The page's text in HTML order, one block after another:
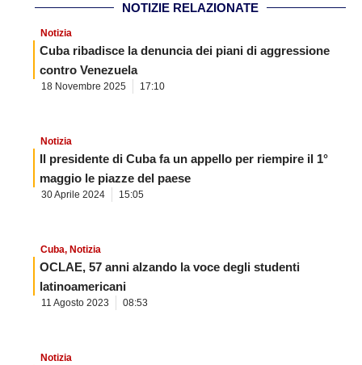
NOTIZIE RELAZIONATE
Notizia
Cuba ribadisce la denuncia dei piani di aggressione
contro Venezuela
18 Novembre 2025 17:10
Notizia
Il presidente di Cuba fa un appello per riempire il 1°
maggio le piazze del paese
30 Aprile 2024 15:05
Cuba, Notizia
OCLAE, 57 anni alzando la voce degli studenti
latinoamericani
11 Agosto 2023 08:53
Notizia